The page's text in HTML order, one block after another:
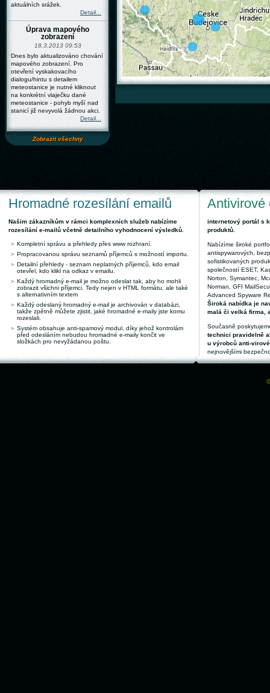
aktuálních srážek.
Detail...
Úprava mapového
zobrazení
18.3.2013 09:53
Dnes bylo aktualizováno chování
mapového zobrazení. Pro
otevření vyskakovacího
dialogu/hintu s detailem
meteostanice je nutné kliknout
na konkrétní vlaječku dané
meteostanice - pohyb myší nad
stanicí již nevyvolá žádnou akci.
Detail...
Zobrazit všechny
Hromadné rozesílání emailů
Našim zákazníkům v rámci komplexních služeb nabízíme
rozesílání e-mailů včetně detailního vyhodnocení výsledků.
Kompletní správu a přehledy přes www rozhraní.
Propracovanou správu seznamů příjemců s možností importu.
Detailní přehledy - seznam neplatných příjemců, kdo email
otevřel, kdo klikl na odkaz v emailu.
Každý hromadný e-mail je možno odeslat tak, aby ho mohli
zobrazit všichni příjemci. Tedy nejen v HTML formátu, ale také
s alternativním textem
Každý odeslaný hromadný e-mail je archivován v databázi,
takže zpětně můžete zjistit, jaké hromadné e-maily jste komu
rozeslali.
Systém obsahuje anti-spamový modul, díky jehož kontrolám
před odesláním nebudou hromadné e-maily končit ve
složkách pro nevyžádanou poštu.
Antivirové
internetový portál s
produktů.
Nabízíme široké
antispywarových,
sofistikovaných
společností ESET,
Norton, Symantec,
Norman, GFI
Advanced Spyware
Široká nabídka je
malá či velká firma,
Současně
technici pravidelně
u výrobců anti-
nejnovějšími